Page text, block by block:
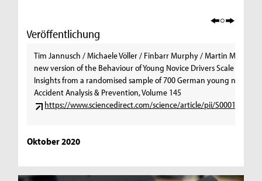
Veröffentlichung
Tim Jannusch / Michaele Völler / Finbarr Murphy / Martin Mullins
new version of the Behaviour of Young Novice Drivers Scale
Insights from a randomised sample of 700 German young novice
Accident Analysis & Prevention, Volume 145
https://www.sciencedirect.com/science/article/pii/
Oktober 2020